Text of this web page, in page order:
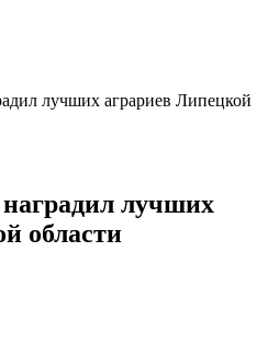
лучших аграриев Липецкой
лучших
области